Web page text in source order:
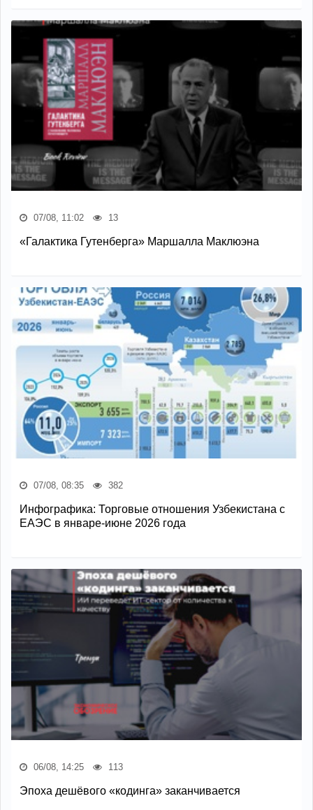
07/08, 11:02 13
«Галактика Гутенберга» Маршалла Маклюэна
07/08, 08:35 382
Инфографика: Торговые отношения Узбекистана с
ЕАЭС в январе-июне 2026 года
06/08, 14:25 113
Эпоха дешёвого «кодинга» заканчивается